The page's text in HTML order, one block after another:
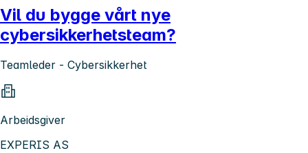
Vil du bygge vårt nye
cybersikkerhetsteam?
Teamleder - Cybersikkerhet
Arbeidsgiver
EXPERIS AS